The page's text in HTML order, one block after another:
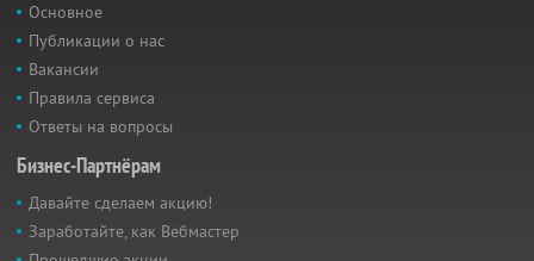
Основное
Публикации о нас
Вакансии
Правила сервиса
Ответы на вопросы
Бизнес-Партнёрам
Давайте сделаем акцию!
Заработайте, как Вебмастер